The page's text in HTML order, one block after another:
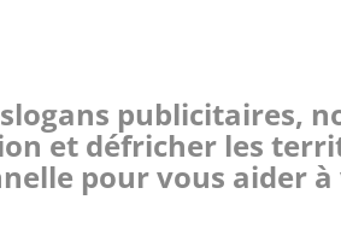
publicitaires,
et défricher les
pour vous aider